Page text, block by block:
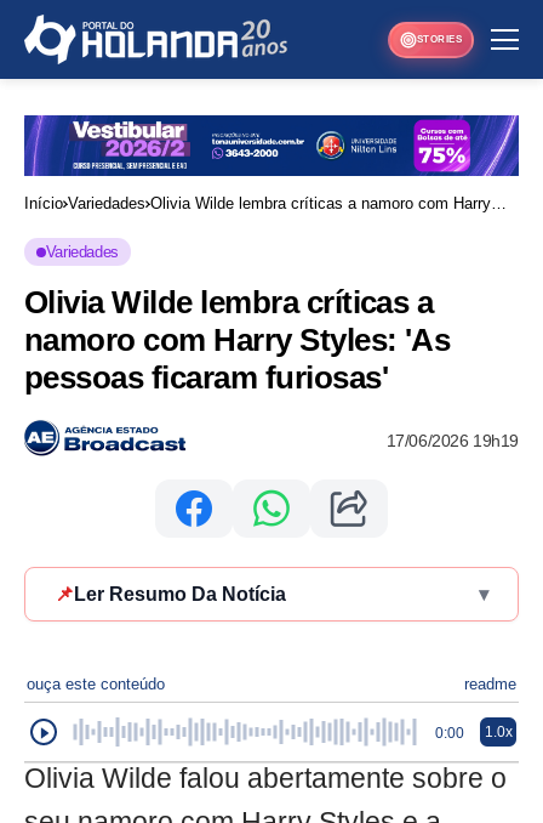
STORIES
Início Variedades Olivia Wilde lembra críticas a namoro com Harry
Variedades
Olivia Wilde lembra críticas a
namoro com Harry Styles: 'As
pessoas ficaram furiosas'
17/06/2026 19h19
📌 Ler Resumo Da Notícia ▾
ouça este conteúdo readme
0:00 1.0x
Olivia Wilde falou abertamente sobre o